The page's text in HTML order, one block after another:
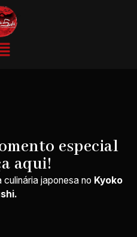
especial
aqui!
japonesa no Kyoko